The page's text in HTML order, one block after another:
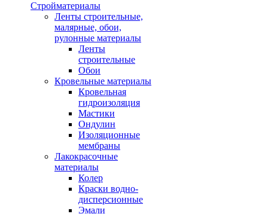
Стройматериалы
Ленты строительные,
малярные, обои,
рулонные материалы
Ленты
строительные
Обои
Кровельные материалы
Кровельная
гидроизоляция
Мастики
Ондулин
Изоляционные
мембраны
Лакокрасочные
материалы
Колер
Краски водно-
дисперсионные
Эмали